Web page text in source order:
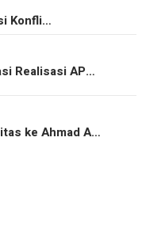
Konfli…
Realisasi AP…
ke Ahmad A…